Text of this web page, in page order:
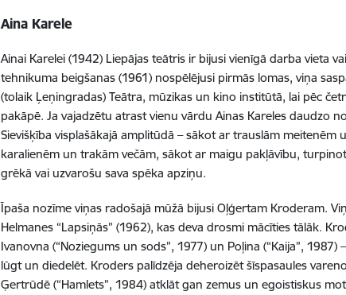
Aina Karele
Ainai Karelei (1942) Liepājas teātris ir bijusi vienīgā darba vieta
tehnikuma beigšanas (1961) nospēlējusi pirmās lomas, viņa
(tolaik Ļeņingradas) Teātra, mūzikas un kino institūtā, lai pēc
pakāpē. Ja vajadzētu atrast vienu vārdu Ainas Kareles daudzo
Sievišķība visplašākajā amplitūdā – sākot ar trauslām
karalienēm un trakām večām, sākot ar maigu pakļāvību,
grēkā vai uzvarošu sava spēka apziņu.
Īpaša nozīme viņas radošajā mūžā bijusi Oļģertam Kroderam.
Helmanes “Lapsiņās” (1962), kas deva drosmi mācīties tālāk.
Ivanovna (“Noziegums un sods”, 1977) un Poļina (“Kaija”,
lūgt un diedelēt. Kroders palīdzēja deheroizēt šīspasaules
Ģertrūdē (“Hamlets”, 1984) atklāt gan zemus un egoistiskus